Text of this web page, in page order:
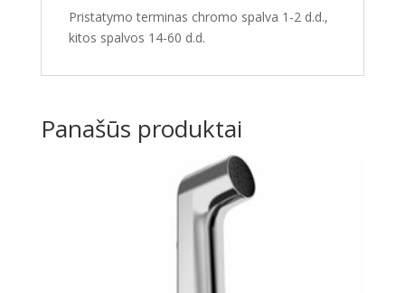
Pristatymo terminas chromo spalva 1-2 d.d.,
kitos spalvos 14-60 d.d.
Panašūs produktai